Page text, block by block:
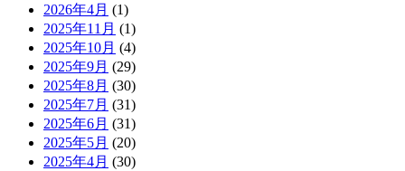
2026年4月 (1)
2025年11月 (1)
2025年10月 (4)
2025年9月 (29)
2025年8月 (30)
2025年7月 (31)
2025年6月 (31)
2025年5月 (20)
2025年4月 (30)